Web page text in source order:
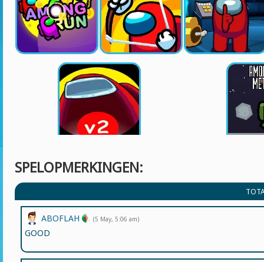
SPELOPMERKINGEN:
ABOFLAH (5 May, 5:06 am)
GOOD